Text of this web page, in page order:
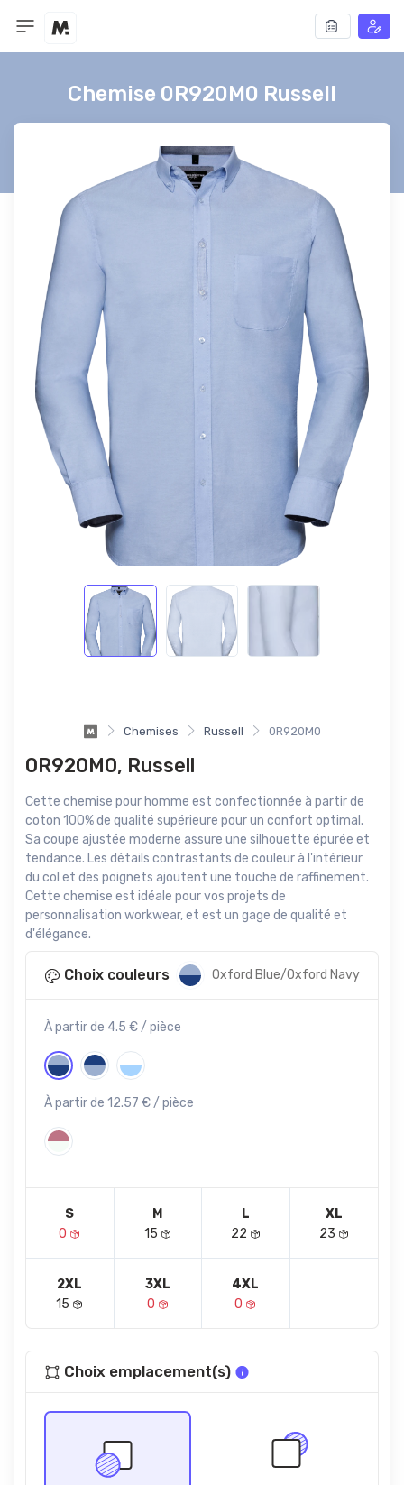
Chemise 0R920M0 Russell
Chemises Russell 0R920M0
0R920M0, Russell
Cette chemise pour homme est confectionnée à partir de
coton 100% de qualité supérieure pour un confort optimal.
Sa coupe ajustée moderne assure une silhouette épurée et
tendance. Les détails contrastants de couleur à l'intérieur
du col et des poignets ajoutent une touche de raffinement.
Cette chemise est idéale pour vos projets de
personnalisation workwear, et est un gage de qualité et
d'élégance.
Choix couleurs Oxford Blue/Oxford Navy
À partir de 4.5 € / pièce
À partir de 12.57 € / pièce
S
0
M
15
L
22
XL
23
2XL
15
3XL
0
4XL
0
Choix emplacement(s)